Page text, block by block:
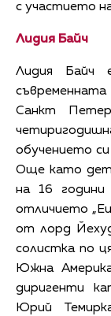
с участието
Лидия Байч
Лидия Байч
Санкт
обучението
Още като
на 16 години
отличието
от лорд
солистка по
Южна
диригенти
Юрий